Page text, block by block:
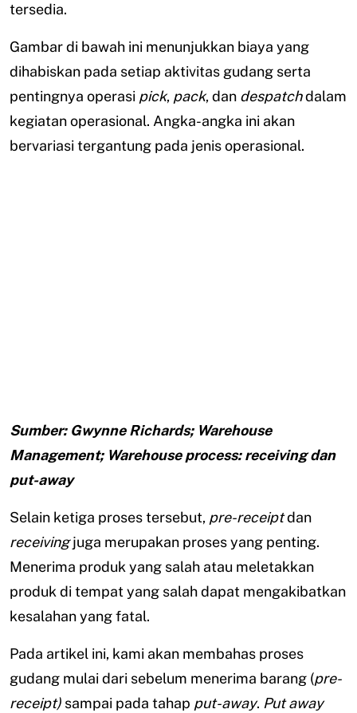
tersedia.
Gambar di bawah ini menunjukkan biaya yang
dihabiskan pada setiap aktivitas gudang serta
pentingnya operasi pick, pack, dan despatchdalam
kegiatan operasional. Angka-angka ini akan
bervariasi tergantung pada jenis operasional.
Sumber: Gwynne Richards; Warehouse
Management; Warehouse process: receiving dan
put-away
Selain ketiga proses tersebut, pre-receiptdan
receivingjuga merupakan proses yang penting.
Menerima produk yang salah atau meletakkan
produk di tempat yang salah dapat mengakibatkan
kesalahan yang fatal.
Pada artikel ini, kami akan membahas proses
gudang mulai dari sebelum menerima barang (pre-
receipt) sampai pada tahap put-away. Put away